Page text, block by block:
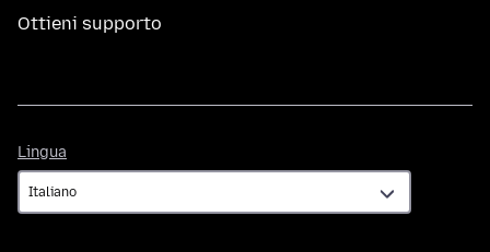
Ottieni supporto
Lingua